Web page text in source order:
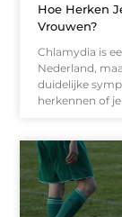
Hoe Herken
Vrouwen?
Chlamydia is
Nederland,
duidelijke
herkennen of